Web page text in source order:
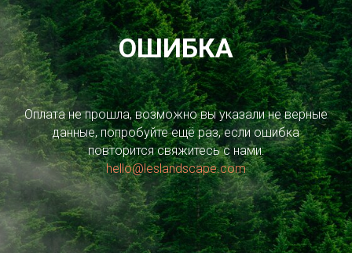
ОШИБКА
Оплата не прошла, возможно вы указали не верные
данные, попробуйте ещё раз, если ошибка
повторится свяжитесь с нами:
hello@leslandscape.com